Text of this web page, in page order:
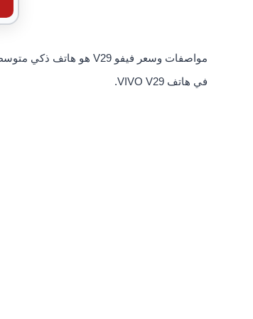
في هاتف VIVO V29.